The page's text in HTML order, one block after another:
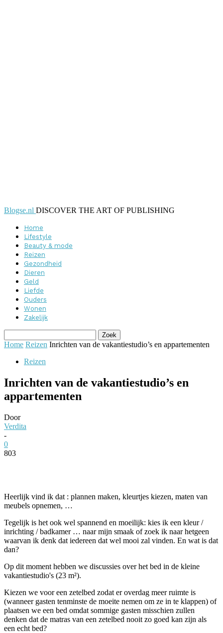
Blogse.nl DISCOVER THE ART OF PUBLISHING
Home
Lifestyle
Beauty & mode
Reizen
Gezondheid
Dieren
Geld
Liefde
Ouders
Wonen
Zakelijk
Home Reizen Inrichten van de vakantiestudio’s en appartementen
Reizen
Inrichten van de vakantiestudio’s en
appartementen
Door
Verdita
-
0
803
Heerlijk vind ik dat : plannen maken, kleurtjes kiezen, maten van
meubels opnemen, …
Tegelijk is het ook wel spannend en moeilijk: kies ik een kleur /
inrichting / badkamer … naar mijn smaak of zoek ik naar hetgeen
waarvan ik denk dat iedereen dat wel mooi zal vinden. En wat is dat
dan?
Op dit moment hebben we discussies over het bed in de kleine
vakantiestudio's (23 m²).
Kiezen we voor een zetelbed zodat er overdag meer ruimte is
(wanneer gasten tenminste de moeite nemen om ze in te klappen) of
plaatsen we een bed omdat sommige gasten misschien zullen
denken dat de matras van een zetelbed nooit zo goed kan zijn als
een echt bed?